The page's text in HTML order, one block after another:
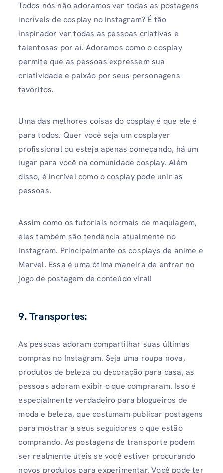
Todos nós não adoramos ver todas as postagens
incríveis de cosplay no Instagram? É tão
inspirador ver todas as pessoas criativas e
talentosas por aí. Adoramos como o cosplay
permite que as pessoas expressem sua
criatividade e paixão por seus personagens
favoritos.
Uma das melhores coisas do cosplay é que ele é
para todos. Quer você seja um cosplayer
profissional ou esteja apenas começando, há um
lugar para você na comunidade cosplay. Além
disso, é incrível como o cosplay pode unir as
pessoas.
Assim como os tutoriais normais de maquiagem,
eles também são tendência atualmente no
Instagram. Principalmente os cosplays de anime e
Marvel. Essa é uma ótima maneira de entrar no
jogo de postagem de conteúdo viral!
9. Transportes:
As pessoas adoram compartilhar suas últimas
compras no Instagram. Seja uma roupa nova,
produtos de beleza ou decoração para casa, as
pessoas adoram exibir o que compraram. Isso é
especialmente verdadeiro para blogueiros de
moda e beleza, que costumam publicar postagens
para mostrar a seus seguidores o que estão
comprando. As postagens de transporte podem
ser realmente úteis se você estiver procurando
novos produtos para experimentar. Você pode ter